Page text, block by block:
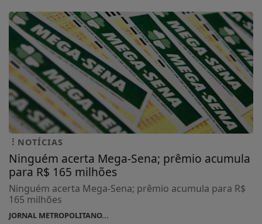
NOTÍCIAS
Ninguém acerta Mega-Sena; prêmio acumula
para R$ 165 milhões
Ninguém acerta Mega-Sena; prêmio acumula para R$
165 milhões
JORNAL METROPOLITANO...